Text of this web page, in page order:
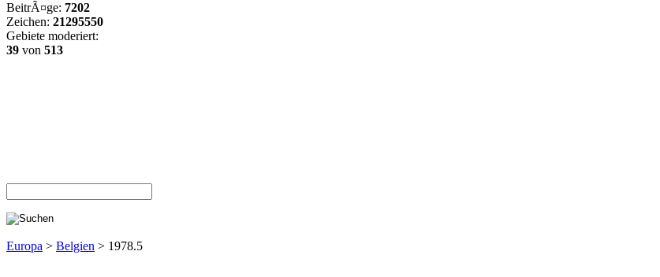
BeitrÃ¤ge: 7202
Zeichen: 21295550
Gebiete moderiert:
39 von 513
Europa > Belgien > 1978.5